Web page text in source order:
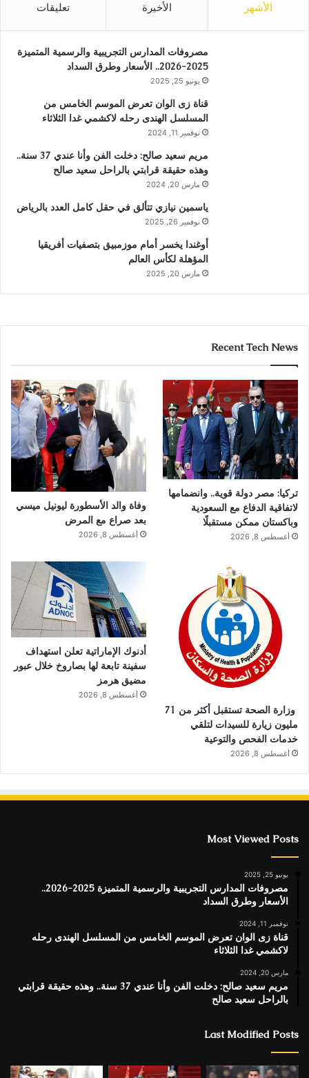
الأشهر الأخيرة تعليقات
مصروفات المدارس التجريبية والرسمية المتميزة
2025-2026.. الأسعار وطرق السداد
يونيو 25, 2025
قناة زى الوان تعرض الموسم الخامس من
المسلسل الهندى رحله لاكشمي غدا الثلاثاء
نوفمبر 11, 2024
مريم سعيد صالح: دخلت الفن وأنا عندي 37 سنة..
وهذه حقيقة قرابتي بالراحل سعيد صالح
مارس 20, 2024
ياسمين نيازي تتألق في حقل كامل العدد بالرياض
نوفمبر 26, 2025
أوغندا يخسر أمام موزمبيق بتصفيات أفريقيا
المؤهلة لكأس العالم
مارس 20, 2025
Recent Tech News
تركيا: مصر دولة قوية.. وانضمامها
لاتفاقية الدفاع مع السعودية
وباكستان ممكن مستقبلًا
أغسطس 8, 2026
وفاة والد الأسطورة ليونيل ميسي
بعد صراع مع المرض
أغسطس 8, 2026
وزارة الصحة تستقبل أكثر من 71
مليون زيارة للسيدات لتلقي
خدمات الفحص والتوعية
أغسطس 8, 2026
أدنوك الإماراتية تعلن استهداف
سفينة تابعة لها بصاروخ خلال عبور
مضيق هرمز
أغسطس 8, 2026
Most Viewed Posts
يونيو 25, 2025
مصروفات المدارس التجريبية والرسمية المتميزة 2025-2026..
الأسعار وطرق السداد
نوفمبر 11, 2024
قناة زى الوان تعرض الموسم الخامس من المسلسل الهندى رحله
لاكشمي غدا الثلاثاء
مارس 20, 2024
مريم سعيد صالح: دخلت الفن وأنا عندي 37 سنة.. وهذه حقيقة قرابتي
بالراحل سعيد صالح
Last Modified Posts